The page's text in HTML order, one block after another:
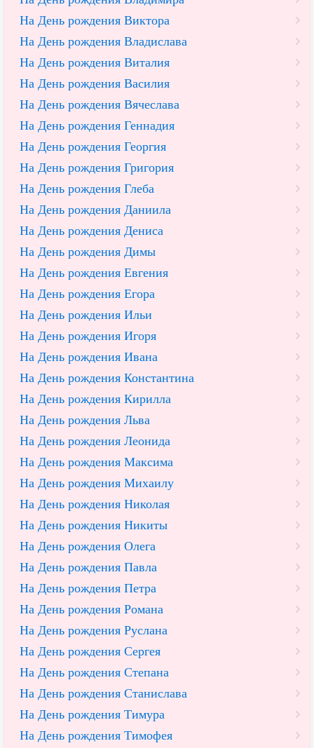
На День рождения Виктора
На День рождения Владислава
На День рождения Виталия
На День рождения Василия
На День рождения Вячеслава
На День рождения Геннадия
На День рождения Георгия
На День рождения Григория
На День рождения Глеба
На День рождения Даниила
На День рождения Дениса
На День рождения Димы
На День рождения Евгения
На День рождения Егора
На День рождения Ильи
На День рождения Игоря
На День рождения Ивана
На День рождения Константина
На День рождения Кирилла
На День рождения Льва
На День рождения Леонида
На День рождения Максима
На День рождения Михаилу
На День рождения Николая
На День рождения Никиты
На День рождения Олега
На День рождения Павла
На День рождения Петра
На День рождения Романа
На День рождения Руслана
На День рождения Сергея
На День рождения Степана
На День рождения Станислава
На День рождения Тимура
На День рождения Тимофея